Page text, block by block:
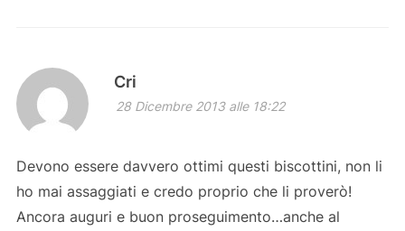
Cri
28 Dicembre 2013 alle 18:22
Devono essere davvero ottimi questi biscottini, non li
ho mai assaggiati e credo proprio che li proverò!
Ancora auguri e buon proseguimento…anche al